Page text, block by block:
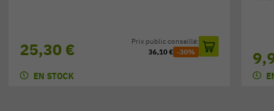
9,90 €
Prix public conseillé:
EN STOCK